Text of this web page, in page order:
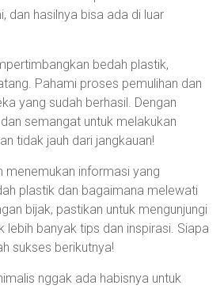
dan hasilnya bisa ada di luar
bedah plastik,
Pahami proses pemulihan dan
yang sudah berhasil. Dengan
semangat untuk melakukan
tidak jauh dari jangkauan!
menemukan informasi yang
plastik dan bagaimana melewati
bijak, pastikan untuk mengunjungi
lebih banyak tips dan inspirasi. Siapa
sukses berikutnya!
nggak ada habisnya untuk